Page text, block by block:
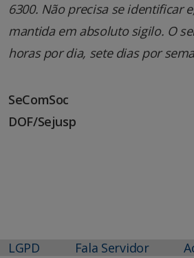
6300. Não precisa se identificar
mantida em absoluto sigilo. O
horas por dia, sete dias por
SeComSoc
DOF/Sejusp
LGPD Fala Servidor